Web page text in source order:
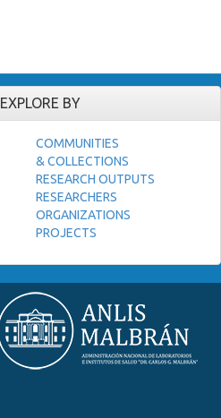
EXPLORE BY
COMMUNITIES
& COLLECTIONS
RESEARCH OUTPUTS
RESEARCHERS
ORGANIZATIONS
PROJECTS